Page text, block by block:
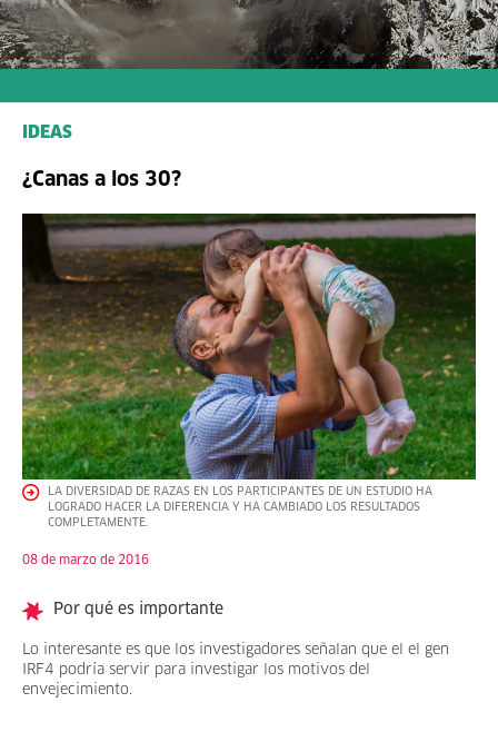
IDEAS
¿Canas a los 30?
LA DIVERSIDAD DE RAZAS EN LOS PARTICIPANTES DE UN ESTUDIO HA
LOGRADO HACER LA DIFERENCIA Y HA CAMBIADO LOS RESULTADOS
COMPLETAMENTE.
08 de marzo de 2016
Por qué es importante
Lo interesante es que los investigadores señalan que el el gen
IRF4 podría servir para investigar los motivos del
envejecimiento.